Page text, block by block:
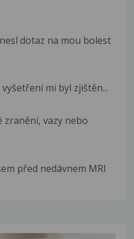
dotaz na mou bolest
mi byl zjištěn...
zranění, vazy nebo
před nedávnem MRI